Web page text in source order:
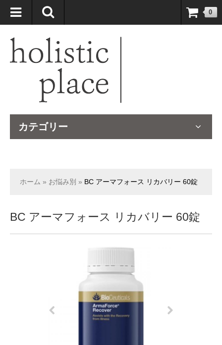
自然療法大国のオーストラリアより、臨床経験＆知識の豊富なナチュ
ロパスが厳選したサプリメントや ナチュラルグッズをお届けします！
0
カテゴリー
ホーム » お悩み別 » BC アーマフォース リカバリー 60錠
BC アーマフォース リカバリー 60錠